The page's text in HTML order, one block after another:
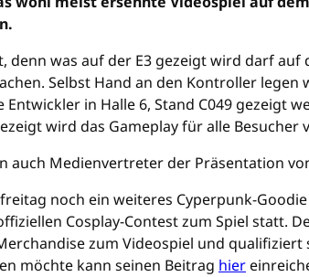
denn was auf der E3 gezeigt wird darf
Selbst Hand an den Kontroller
Entwickler in Halle 6, Stand C049 gezeigt
wird das Gameplay für alle
auch Medienvertreter der Präsentation
noch ein weiteres Cyperpunk-
Cosplay-Contest zum Spiel statt.
zum Videospiel und qualifiziert
möchte kann seinen Beitrag hier